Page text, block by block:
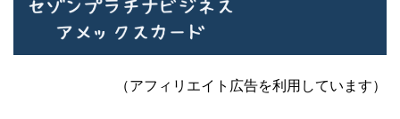
（アフィリエイト広告を利用しています）